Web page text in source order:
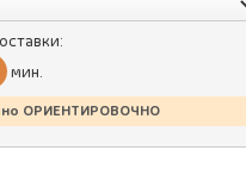
мин.
ОРИЕНТИРОВОЧНО